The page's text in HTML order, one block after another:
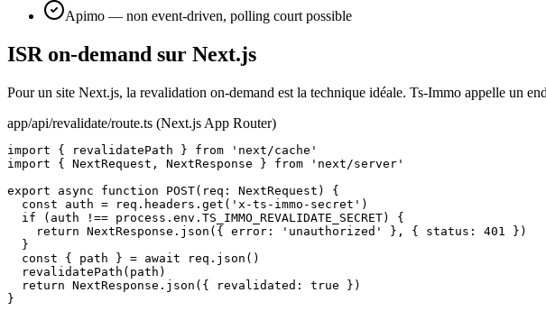
Apimo — non event-driven, polling court possible
ISR on-demand sur Next.js
Pour un site Next.js, la revalidation on-demand est la technique idéale. Ts-Immo appelle un
app/api/revalidate/route.ts (Next.js App Router)
import { revalidatePath } from 'next/cache'
import { NextRequest, NextResponse } from 'next/server'
export async function POST(req: NextRequest) {
  const auth = req.headers.get('x-ts-immo-secret')
  if (auth !== process.env.TS_IMMO_REVALIDATE_SECRET) {
    return NextResponse.json({ error: 'unauthorized' }, { status: 401 })
  }
  const { path } = await req.json()
  revalidatePath(path)
  return NextResponse.json({ revalidated: true })
}